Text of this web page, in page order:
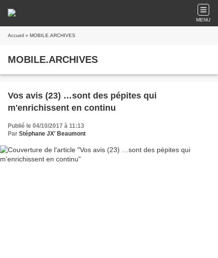
MENU
Accueil » MOBILE.ARCHIVES
MOBILE.ARCHIVES
Vos avis (23) …sont des pépites qui
m'enrichissent en continu
Publié le 04/10/2017 à 11:13
Par Stéphane JX' Beaumont